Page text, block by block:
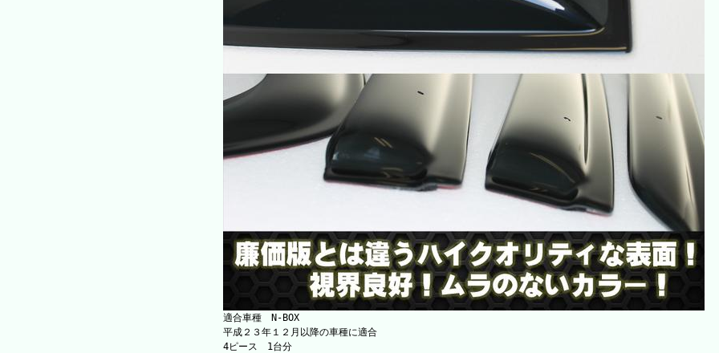
適合車種 N-BOX
平成２３年１２月以降の車種に適合
4ピース 1台分